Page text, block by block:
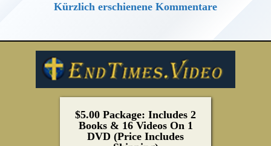
Kürzlich erschienene Kommentare
$5.00 Package: Includes 2
Books & 16 Videos On 1
DVD (Price Includes